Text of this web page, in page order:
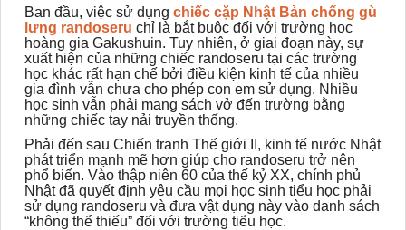
Ban đầu, việc sử dụng chiếc cặp Nhật Bản chống gù
lưng randoseru chỉ là bắt buộc đối với trường học
hoàng gia Gakushuin. Tuy nhiên, ở giai đoạn này, sự
xuất hiện của những chiếc randoseru tại các trường
học khác rất hạn chế bởi điều kiện kinh tế của nhiều
gia đình vẫn chưa cho phép con em sử dụng. Nhiều
học sinh vẫn phải mang sách vở đến trường bằng
những chiếc tay nải truyền thống.
Phải đến sau Chiến tranh Thế giới II, kinh tế nước Nhật
phát triển mạnh mẽ hơn giúp cho randoseru trở nên
phổ biến. Vào thập niên 60 của thế kỷ XX, chính phủ
Nhật đã quyết định yêu cầu mọi học sinh tiểu học phải
sử dụng randoseru và đưa vật dụng này vào danh sách
“không thể thiếu” đối với trường tiểu học.